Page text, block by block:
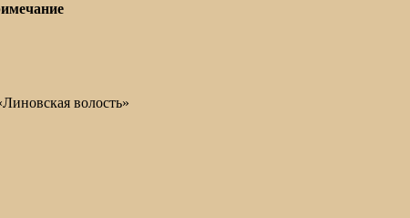
волость»